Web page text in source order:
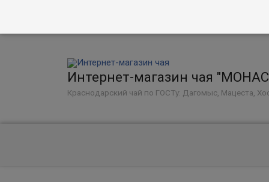
Интернет-магазин чая
Краснодарский чай по ГОСТу: Дагомыс, Мацеста,